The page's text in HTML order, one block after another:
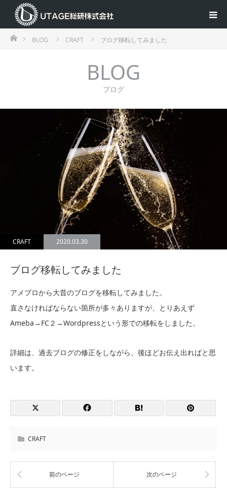
ホームBLOG CRAFT ブログ移転してみました
BLOG
ブログ
CRAFT 2020.03.30
ブログ移転してみました
アメブロから大昔のブログを移転してみました。
直さなければならない箇所が多々ありますが、とりあえず
Ameba→FC２→Wordpressという形での移転をしました。
詳細は、過去ブログの修正をしながら、後ほどお伝え出ればと思
います。
CRAFT
前のページ 次のページ